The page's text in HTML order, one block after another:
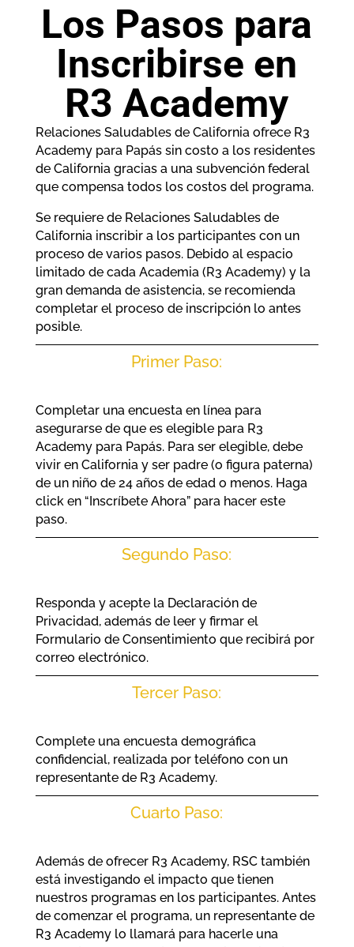
Los Pasos para
Inscribirse en
R3 Academy
Relaciones Saludables de California ofrece R3
Academy para Papás sin costo a los residentes
de California gracias a una subvención federal
que compensa todos los costos del programa.
Se requiere de Relaciones Saludables de
California inscribir a los participantes con un
proceso de varios pasos. Debido al espacio
limitado de cada Academia (R3 Academy) y la
gran demanda de asistencia, se recomienda
completar el proceso de inscripción lo antes
posible.
Primer Paso:
Completar una encuesta en línea para
asegurarse de que es elegible para R3
Academy para Papás. Para ser elegible, debe
vivir en California y ser padre (o figura paterna)
de un niño de 24 años de edad o menos. Haga
click en “Inscríbete Ahora” para hacer este
paso.
Segundo Paso:
Responda y acepte la Declaración de
Privacidad, además de leer y firmar el
Formulario de Consentimiento que recibirá por
correo electrónico.
Tercer Paso:
Complete una encuesta demográfica
confidencial, realizada por teléfono con un
representante de R3 Academy.
Cuarto Paso:
Además de ofrecer R3 Academy, RSC también
está investigando el impacto que tienen
nuestros programas en los participantes. Antes
de comenzar el programa, un representante de
R3 Academy lo llamará para hacerle una